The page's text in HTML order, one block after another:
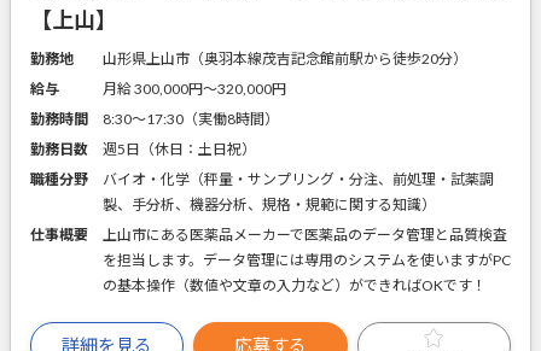
【上山】
勤務地
山形県上山市（奥羽本線茂吉記念館前駅から徒歩20分）
給与
月給 300,000円〜320,000円
勤務時間
8:30～17:30（実働8時間）
勤務日数
週5日（休日：土日祝）
職種分野
バイオ・化学（秤量・サンプリング・分注、前処理・試薬調
製、手分析、機器分析、規格・規範に関する知識）
仕事概要
上山市にある医薬品メーカーで医薬品のデータ管理と品質検査
を担当します。データ管理には専用のシステムを使いますがPC
の基本操作（数値や文章の入力など）ができればOKです！
詳細を見る 応募する